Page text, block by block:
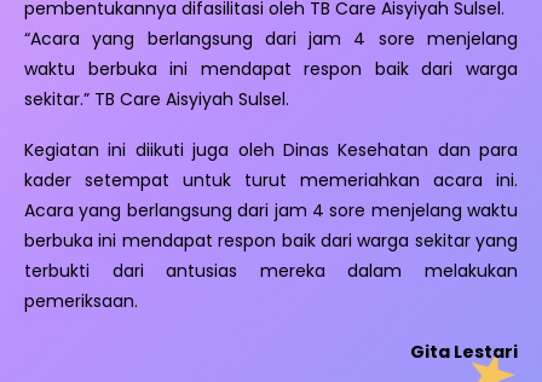
pembentukannya difasilitasi oleh TB Care Aisyiyah Sulsel.
“Acara yang berlangsung dari jam 4 sore menjelang
waktu berbuka ini mendapat respon baik dari warga
sekitar.” TB Care Aisyiyah Sulsel.
Kegiatan ini diikuti juga oleh Dinas Kesehatan dan para
kader setempat untuk turut memeriahkan acara ini.
Acara yang berlangsung dari jam 4 sore menjelang waktu
berbuka ini mendapat respon baik dari warga sekitar yang
terbukti dari antusias mereka dalam melakukan
pemeriksaan.
Gita Lestari